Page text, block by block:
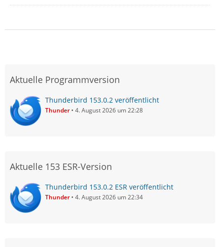
Aktuelle Programmversion
Thunderbird 153.0.2 veröffentlicht
Thunder 4. August 2026 um 22:28
Aktuelle 153 ESR-Version
Thunderbird 153.0.2 ESR veröffentlicht
Thunder 4. August 2026 um 22:34